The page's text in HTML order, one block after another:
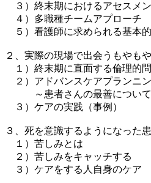
３）終末期におけるアセスメン
４）多職種チームアプローチ
５）看護師に求められる基本
２、実際の現場で出会うもやも
１）終末期に直面する倫理的
２）アドバンスケアプランニ
～患者さんの最善について
３）ケアの実践（事例）
３、死を意識するようになった
１）苦しみとは
２）苦しみをキャッチする
３）ケアをする人自身のケア